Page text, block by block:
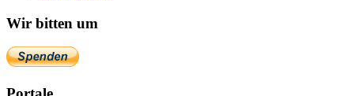
Wir bitten um